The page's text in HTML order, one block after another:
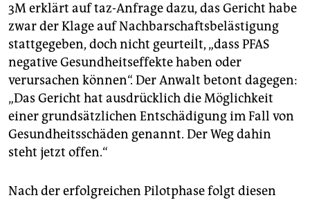
3M erklärt auf taz-Anfrage dazu, das Gericht habe
zwar der Klage auf Nachbarschaftsbelästigung
stattgegeben, doch nicht geurteilt, „dass PFAS
negative Gesundheitseffekte haben oder
verursachen können“. Der Anwalt betont dagegen:
„Das Gericht hat ausdrücklich die Möglichkeit
einer grundsätzlichen Entschädigung im Fall von
Gesundheitsschäden genannt. Der Weg dahin
steht jetzt offen.“
Nach der erfolgreichen Pilotphase folgt diesen